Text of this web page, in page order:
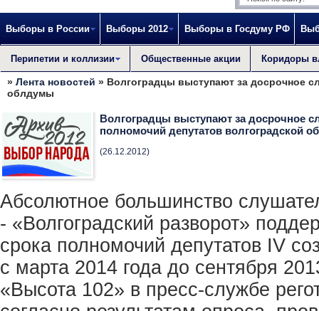
Выборы в России Выборы 2012 Выборы в Госдуму РФ
Перипетии и коллизии Общественные акции Коридоры
» Лента новостей » Волгоградцы выступают за досрочное
облдумы
Волгоградцы выступают за досрочное
полномочий депутатов волгоградской
(26.12.2012)
Абсолютное большинство
- «Волгоградский разворот»
срока полномочий депутатов IV
с марта 2014 года до сентября
«Высота 102» в пресс-службе